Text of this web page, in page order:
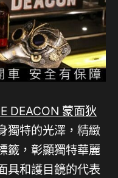
DEACON 蒙面狄
獨特的光澤，精緻
籤，彰顯獨特華麗
具和護目鏡的代表